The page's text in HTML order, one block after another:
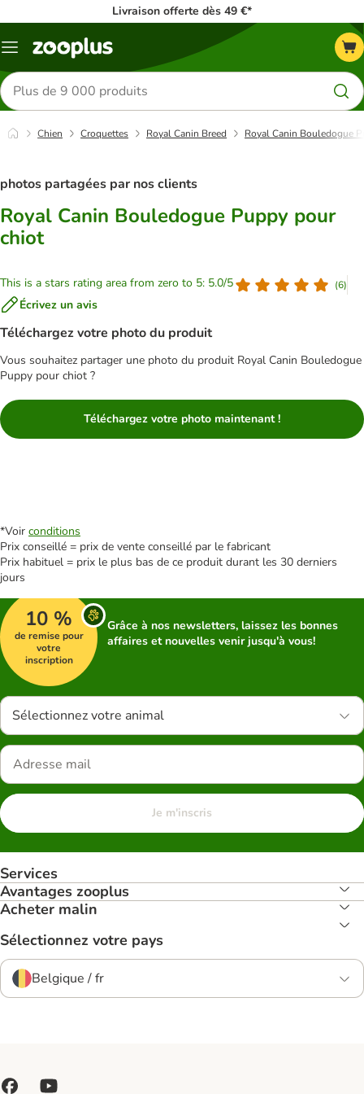
Livraison offerte dès 49 €*
Menu
Rechercher
des
produits
Chien Croquettes Royal Canin Breed Royal Canin Bouledogue
photos partagées par nos clients
Royal Canin Bouledogue Puppy pour
chiot
This is a stars rating area from zero to 5: 5.0/5 (6)
Écrivez un avis
Téléchargez votre photo du produit
Vous souhaitez partager une photo du produit Royal Canin Bouledogue
Puppy pour chiot ?
Téléchargez votre photo maintenant !
*Voir conditions
Prix conseillé = prix de vente conseillé par le fabricant
Prix habituel = prix le plus bas de ce produit durant les 30 derniers
jours
10 %
de remise pour
votre
inscription
Grâce à nos newsletters, laissez les bonnes
affaires et nouvelles venir jusqu'à vous!
Sélectionnez votre animal
Je m'inscris
Services
Avantages zooplus
Acheter malin
Sélectionnez votre pays
Belgique / fr